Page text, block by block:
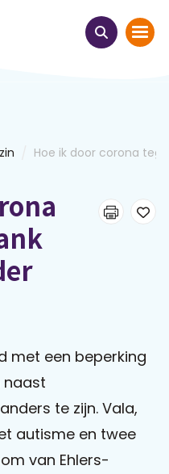
Hoe ik door corona
met een beperking
naast
te zijn. Vala,
autisme en twee
van Ehlers-